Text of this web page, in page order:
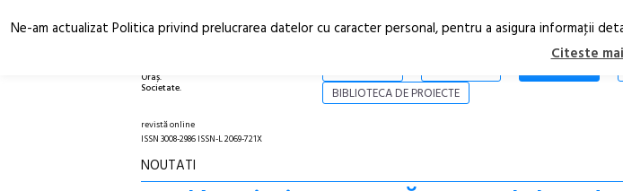
Oraș.
Societate.
STIRI
BIBLIOTECA DE PROIECTE
revistă online
ISSN 3008-2986 ISSN-L 2069-721X
NOUTATI
Ne-am actualizat Politica privind prelucrarea datelor cu caracter personal, pentru a asigura informaţii
Citeste